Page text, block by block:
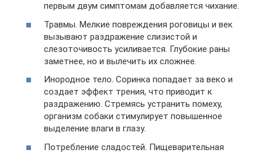
первым двум симптомам добавляется чихание.
Травмы. Мелкие повреждения роговицы и век
вызывают раздражение слизистой и
слезоточивость усиливается. Глубокие раны
заметнее, но и вылечить их сложнее.
Инородное тело. Соринка попадает за веко и
создает эффект трения, что приводит к
раздражению. Стремясь устранить помеху,
организм собаки стимулирует повышенное
выделение влаги в глазу.
Потребление сладостей. Пищеварительная